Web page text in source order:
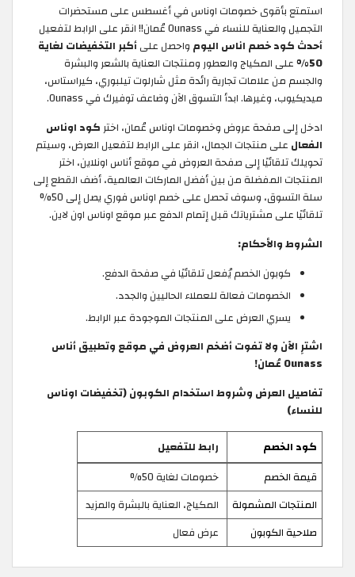
استمتع بأقوى خصومات اوناس في أغسطس على مستحضرات
التجميل والعناية للنساء في Ounass عُمان!! انقر على الرابط لتفعيل
أحدث كود خصم اناس اليوم واحصل علىأكبر التخفيضات لغاية
50%
على المكياج والعطور ومنتجات العناية بالشعر والبشرة
والجسم من علامات تجارية رائدة مثل شارلوت تيلبوري، كيراستاس،
ميديكيوب، وغيرها. ابدأ التسوق الآن وضاعف توفيرك في Ounass.
ادخل إلى صفحة عروض وخصومات اوناس عُمان، اختر كود اوناس
الفعال على منتجات الجمال، انقر على الرابط لتفعيل العرض، وسيتم
تحويلك تلقائيًا إلى صفحة العروض في موقع أناس اونلاين، اختر
المنتجات المفضلة من بين أفضل الماركات العالمية، أضف القطع إلى
سلة التسوق، وسوف تحصل على خصم اوناس فوري يصل إلى 50%
تلقائيًا على مشترياتك قبل إتمام الدفع عبر موقع اوناس اون لاين.
الشروط والأحكام:
كوبون الخصم يُفعل تلقائيًا في صفحة الدفع.
الخصومات فعالة للعملاء الحاليين والجدد.
يسري العرض على المنتجات الموجودة عبر الرابط.
اشترِ الآن ولا تفوت أضخم العروض في موقع وتطبيق أناس
Ounass عُمان!
تفاصيل العرض وشروط استخدام الكوبون (تخفيضات اوناس
للنساء)
كود الخصم
رابط للتفعيل
قيمة الخصم
خصومات لغاية 50%
المنتجات المشمولة
المكياج، العناية بالبشرة والمزيد
صلاحية الكوبون
عرض فعال